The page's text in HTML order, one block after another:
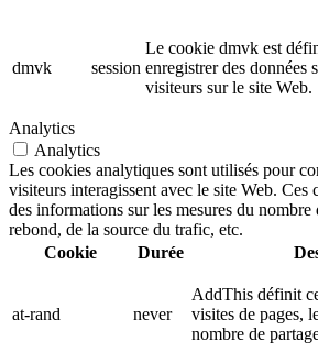
dmvk session
Le cookie dmvk est
enregistrer des données
visiteurs sur le site Web.
Analytics
Analytics
Les cookies analytiques sont utilisés pour
visiteurs interagissent avec le site Web. Ces
des informations sur les mesures du
rebond, de la source du trafic, etc.
Cookie
Durée
at-rand never
AddThis définit
visites de pages,
nombre de